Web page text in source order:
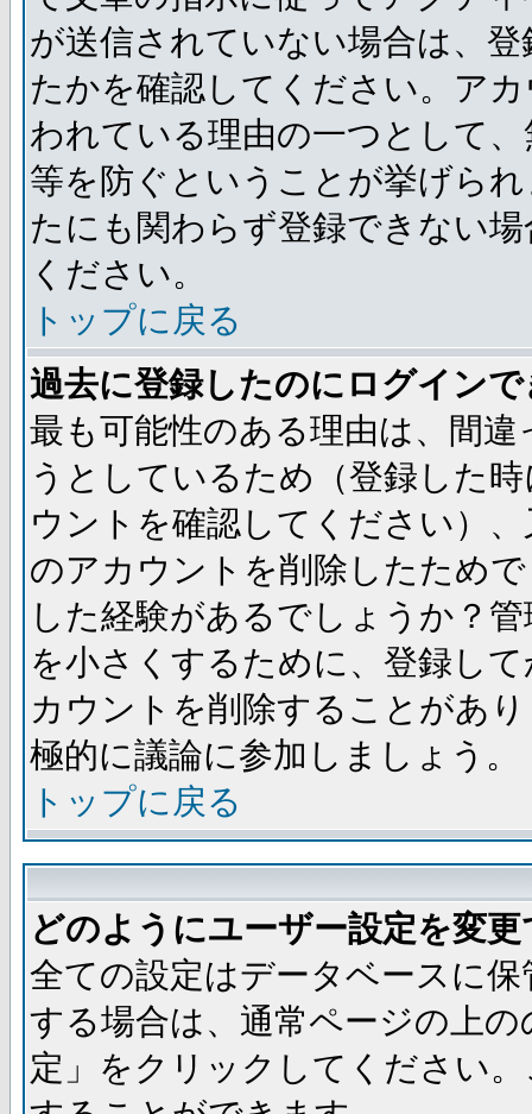
が送信されていない場合は、
たかを確認してください。ア
われている理由の一つとして
等を防ぐということが挙げら
たにも関わらず登録できない
ください。
トップに戻る
過去に登録したのにログイン
最も可能性のある理由は、間
うとしているため（登録した
ウントを確認してください）
のアカウントを削除したため
した経験があるでしょうか？
を小さくするために、登録し
カウントを削除することがあ
極的に議論に参加しましょう。
トップに戻る
どのようにユーザー設定を変
全ての設定はデータベースに
する場合は、通常ページの上
定」をクリックしてください